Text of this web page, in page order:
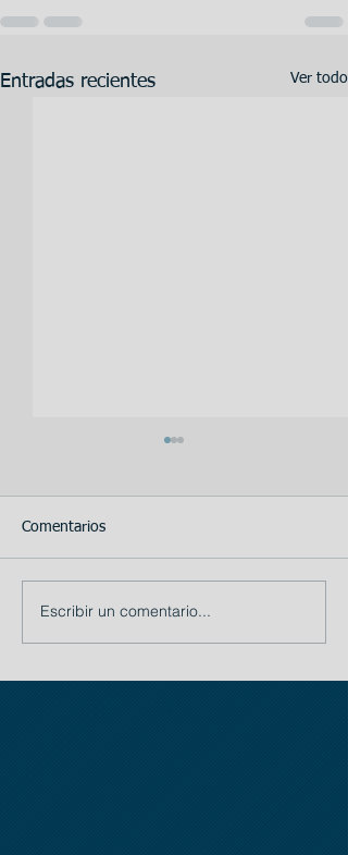
Entradas recientes Ver todo
TIP # 1: La importancia
de la Planificación:
Comentarios
Escribir un comentario...